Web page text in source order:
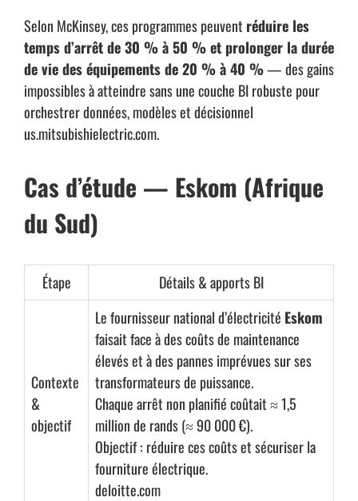
Selon McKinsey, ces programmes peuvent réduire les
temps d’arrêt de 30 % à 50 % et prolonger la durée
de vie des équipements de 20 % à 40 %— des gains
impossibles à atteindre sans une couche BI robuste pour
orchestrer données, modèles et décisionnel
us.mitsubishielectric.com.
Cas d’étude — Eskom (Afrique
du Sud)
Étape Détails & apports BI
Contexte
&
objectif
Le fournisseur national d’électricité Eskom
faisait face à des coûts de maintenance
élevés et à des pannes imprévues sur ses
transformateurs de puissance.
Chaque arrêt non planifié coûtait ≈ 1,5
million de rands (≈ 90 000 €).
Objectif : réduire ces coûts et sécuriser la
fourniture électrique.
deloitte.com